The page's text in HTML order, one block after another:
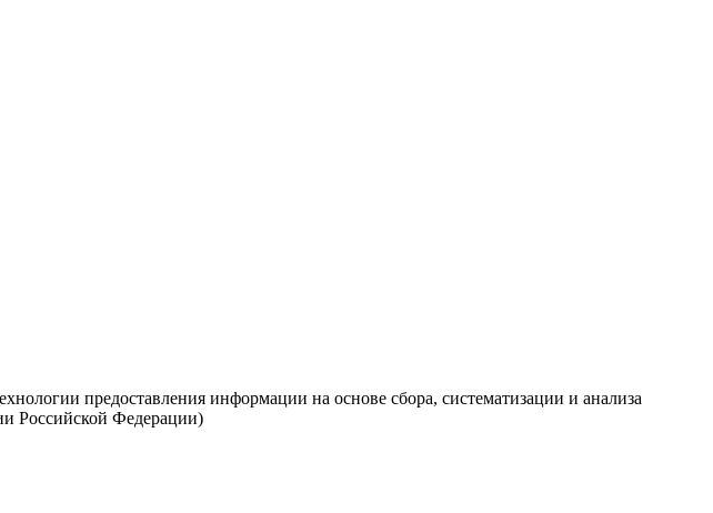
предоставления информации на основе сбора, систематизации и анализа
Российской Федерации)